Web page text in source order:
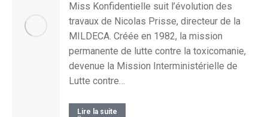
Miss Konfidentielle suit l’évolution des
travaux de Nicolas Prisse, directeur de la
MILDECA. Créée en 1982, la mission
permanente de lutte contre la toxicomanie,
devenue la Mission Interministérielle de
Lutte contre…
Lire la suite